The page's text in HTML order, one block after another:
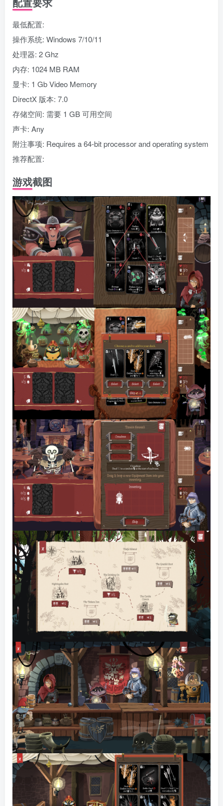
最低配置:
操作系统: Windows 7/10/11
处理器: 2 Ghz
内存: 1024 MB RAM
显卡: 1 Gb Video Memory
DirectX 版本: 7.0
存储空间: 需要 1 GB 可用空间
声卡: Any
附注事项: Requires a 64-bit processor and operating system
推荐配置:
游戏截图